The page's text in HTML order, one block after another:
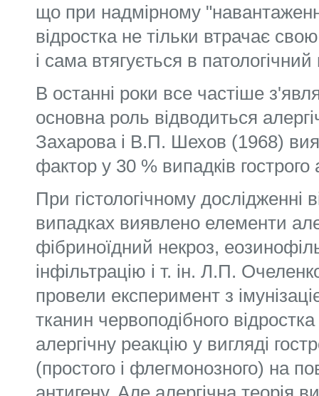
що при надмірному
відростка не тільки втрачає
і сама втягується в
В останні роки все частіше
основна роль відводиться
Захарова і В.П. Шехов (1968)
фактор у 30 % випадків
При гістологічному дослідженні
випадках виявлено елементи
фібриноїдний некроз,
інфільтрацію і т. ін. Л.П.
провели експеримент з
тканин червоподібного
алергічну реакцію у вигляді
(простого і флегмонозного) на